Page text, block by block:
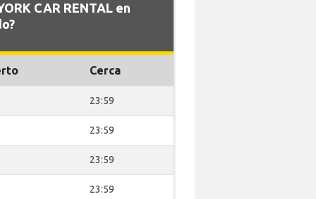
CAR RENTAL en
Cerca
23:59
23:59
23:59
23:59